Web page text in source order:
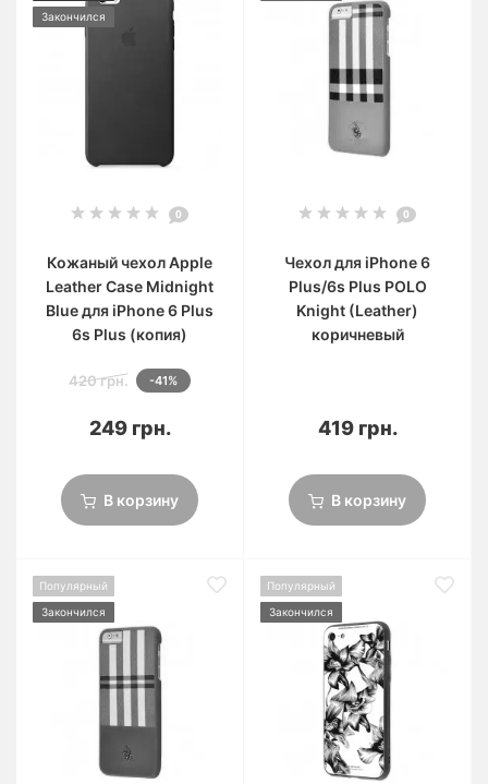
Закончился
0
Кожаный чехол Apple
Leather Case Midnight
Blue для iPhone 6 Plus
6s Plus (копия)
420 грн. -41%
249 грн.
В корзину
0
Чехол для iPhone 6
Plus/6s Plus POLO
Knight (Leather)
коричневый
419 грн.
В корзину
Популярный
Закончился
Популярный
Закончился